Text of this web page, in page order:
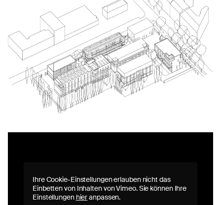
Ihre Cookie-Einstellungen erlauben nicht das
Einbetten von Inhalten von Vimeo. Sie können Ihre
Einstellungen hieranpassen.